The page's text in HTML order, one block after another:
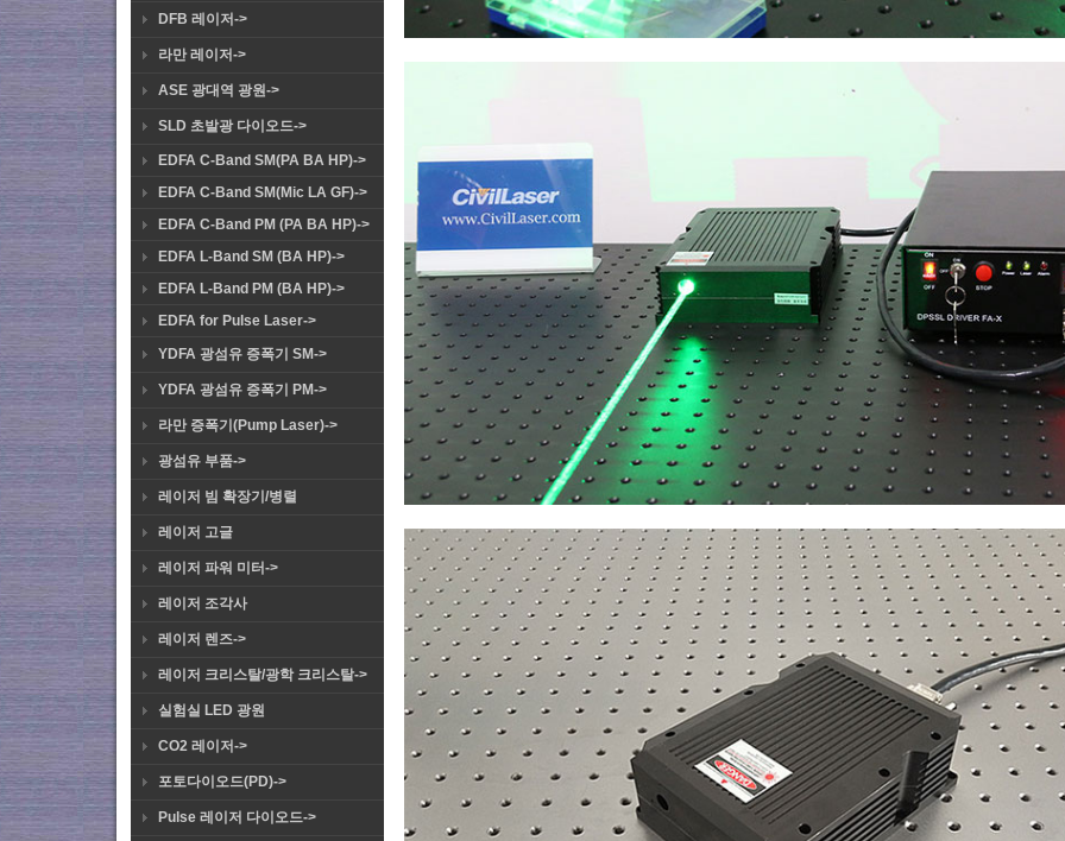
DFB 레이저->
라만 레이저->
ASE 광대역 광원->
SLD 초발광 다이오드->
EDFA C-Band SM(PA BA HP)->
EDFA C-Band SM(Mic LA GF)->
EDFA C-Band PM (PA BA HP)->
EDFA L-Band SM (BA HP)->
EDFA L-Band PM (BA HP)->
EDFA for Pulse Laser->
YDFA 광섬유 증폭기 SM->
YDFA 광섬유 증폭기 PM->
라만 증폭기(Pump Laser)->
광섬유 부품->
레이저 빔 확장기/병렬
레이저 고글
레이저 파워 미터->
레이저 조각사
레이저 렌즈->
레이저 크리스탈/광학 크리스탈->
실험실 LED 광원
CO2 레이저->
포토다이오드(PD)->
Pulse 레이저 다이오드->